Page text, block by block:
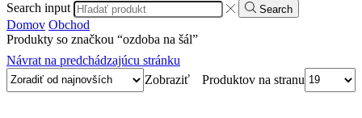
Search input
Search
Domov Obchod
Produkty so značkou “ozdoba na šál”
Návrat na predchádzajúcu stránku
Zobraziť
Produktov na stranu